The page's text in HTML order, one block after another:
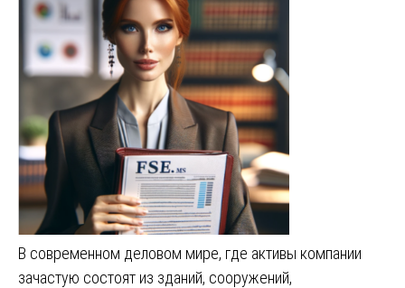
В современном деловом мире, где активы компании
зачастую состоят из зданий, сооружений,